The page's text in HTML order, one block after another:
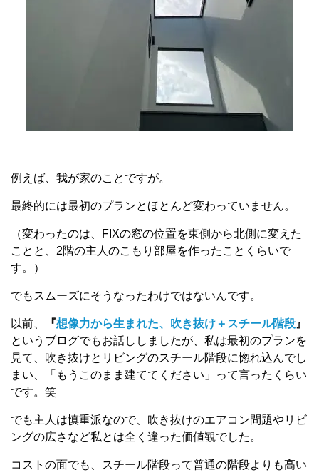
例えば、我が家のことですが。
最終的には最初のプランとほとんど変わっていません。
（変わったのは、FIXの窓の位置を東側から北側に変えた
ことと、2階の主人のこもり部屋を作ったことくらいで
す。）
でもスムーズにそうなったわけではないんです。
以前、 『想像力から生まれた、吹き抜け＋スチール階段 』
というブログでもお話ししましたが、私は最初のプランを
見て、吹き抜けとリビングのスチール階段に惚れ込んでし
まい、「もうこのまま建ててください」って言ったくらい
です。笑
でも主人は慎重派なので、吹き抜けのエアコン問題やリビ
ングの広さなど私とは全く違った価値観でした。
コストの面でも、スチール階段って普通の階段よりも高い